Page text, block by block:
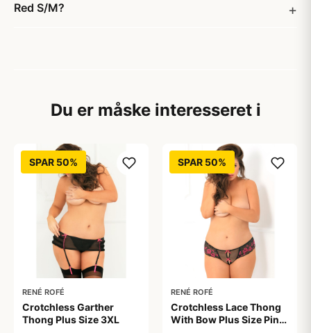
Red S/M?
Du er måske interesseret i
SPAR 50%
RENÉ ROFÉ
Crotchless Garther
Thong Plus Size 3XL
SPAR 50%
RENÉ ROFÉ
Crotchless Lace Thong
With Bow Plus Size Pink